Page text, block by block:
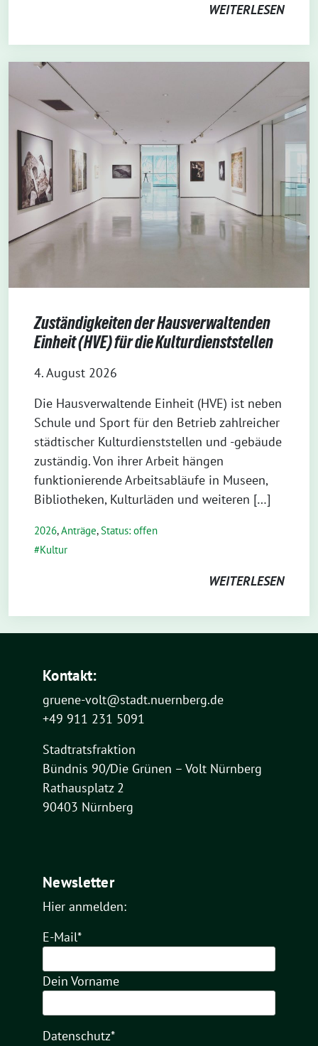
WEITERLESEN
Zuständigkeiten der Hausverwaltenden
Einheit (HVE) für die Kulturdienststellen
4. August 2026
Die Hausverwaltende Einheit (HVE) ist neben
Schule und Sport für den Betrieb zahlreicher
städtischer Kulturdienststellen und -gebäude
zuständig. Von ihrer Arbeit hängen
funktionierende Arbeitsabläufe in Museen,
Bibliotheken, Kulturläden und weiteren […]
2026,Anträge,Status: offen
Kultur
WEITERLESEN
Kontakt:
gruene-volt@stadt.nuernberg.de
+49 911 231 5091
Stadtratsfraktion
Bündnis 90/Die Grünen – Volt Nürnberg
Rathausplatz 2
90403 Nürnberg
Newsletter
Hier anmelden:
E-Mail*
Dein Vorname
Datenschutz*